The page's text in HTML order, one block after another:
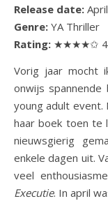
Release date:
Genre: YA Thriller
Rating: ★★★★✩
Vorig jaar mocht
onwijs spannende
young adult event.
haar boek toen te
nieuwsgierig
enkele dagen uit.
veel
Executie. In april